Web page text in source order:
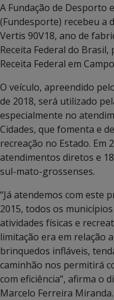
A Fundação de Desporto
(Fundesporte) recebeu a
Vertis 90V18, ano de
Receita Federal do
Receita Federal em
O veículo, apreendido
de 2018, será utilizado
especialmente no
Cidades, que fomenta e
recreação no Estado. Em
atendimentos diretos e
sul-mato-grossenses.
“Já atendemos com este
2015, todos os
atividades físicas e
limitação era em relação
brinquedos infláveis,
caminhão nos permitirá
com eficiência”, afirma o
Marcelo Ferreira Miranda.